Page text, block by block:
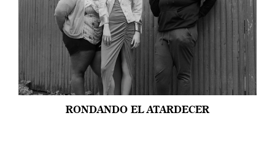
RONDANDO EL ATARDECER